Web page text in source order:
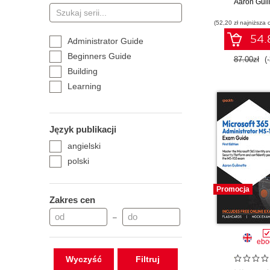
Administrator Guide
Beginners Guide
Building
Learning
Język publikacji
angielski
polski
Zakres cen
–
Wyczyść
biznesowych.
II
Aaron
(52,20 zł najniższa
87.00zł
Promocja